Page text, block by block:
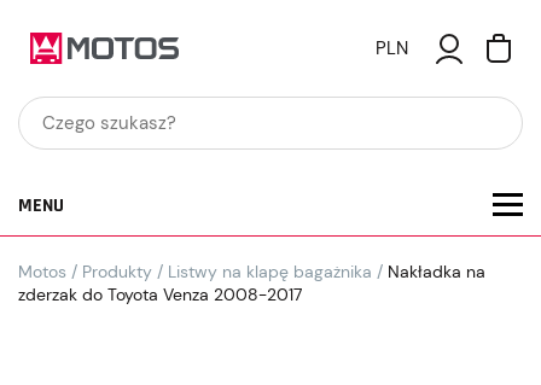
PLN
MENU
Motos / Produkty / Listwy na klapę bagażnika / Nakładka na
zderzak do Toyota Venza 2008-2017